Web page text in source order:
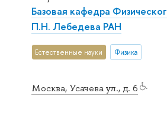
Москва, Усачева ул., д. 6
Базовая кафедра
П.Н. Лебедева РАН
Естественные науки Физика